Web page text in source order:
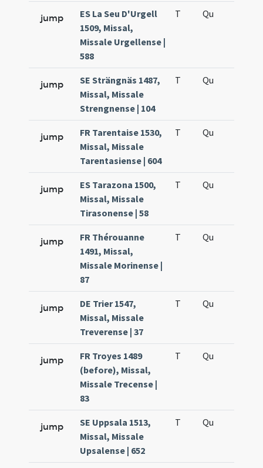
jump
ES La Seu D'Urgell
1509, Missal,
Missale Urgellense |
588
T Qu
jump
SE Strängnäs 1487,
Missal, Missale
Strengnense | 104
T Qu
jump
FR Tarentaise 1530,
Missal, Missale
Tarentasiense | 604
T Qu
jump
ES Tarazona 1500,
Missal, Missale
Tirasonense | 58
T Qu
jump
FR Thérouanne
1491, Missal,
Missale Morinense |
87
T Qu
jump
DE Trier 1547,
Missal, Missale
Treverense | 37
T Qu
jump
FR Troyes 1489
(before), Missal,
Missale Trecense |
83
T Qu
jump
SE Uppsala 1513,
Missal, Missale
Upsalense | 652
T Qu